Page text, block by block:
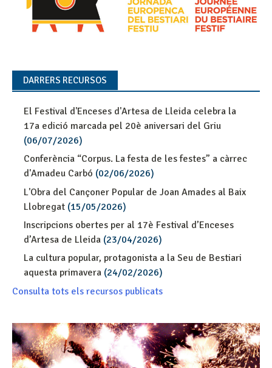
DARRERS RECURSOS
El Festival d'Enceses d'Artesa de Lleida celebra la
17a edició marcada pel 20è aniversari del Griu
(06/07/2026)
Conferència “Corpus. La festa de les festes” a càrrec
d'Amadeu Carbó (02/06/2026)
L'Obra del Cançoner Popular de Joan Amades al Baix
Llobregat (15/05/2026)
Inscripcions obertes per al 17è Festival d’Enceses
d’Artesa de Lleida (23/04/2026)
La cultura popular, protagonista a la Seu de Bestiari
aquesta primavera (24/02/2026)
Consulta tots els recursos publicats